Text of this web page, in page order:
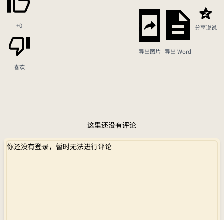
+0
喜欢
导出图片 导出 Word
分享说说
这里还没有评论
你还没有登录，暂时无法进行评论